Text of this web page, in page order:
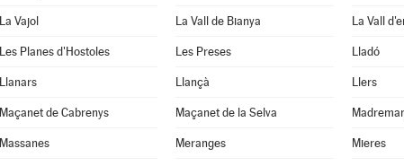
La Vajol La Vall de Bianya La Vall
Les Planes d'Hostoles Les Preses Lladó
Llanars Llançà Llers
Maçanet de Cabrenys Maçanet de la Selva
Massanes Meranges Mieres